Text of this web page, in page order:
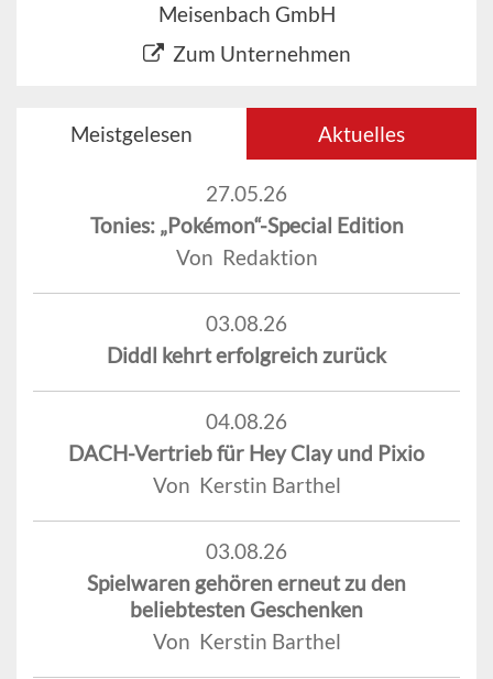
Meisenbach GmbH
Zum Unternehmen
Meistgelesen Aktuelles
27.05.26
Tonies: „Pokémon“-Special Edition
Von Redaktion
03.08.26
Diddl kehrt erfolgreich zurück
04.08.26
DACH-Vertrieb für Hey Clay und Pixio
Von Kerstin Barthel
03.08.26
Spielwaren gehören erneut zu den
beliebtesten Geschenken
Von Kerstin Barthel